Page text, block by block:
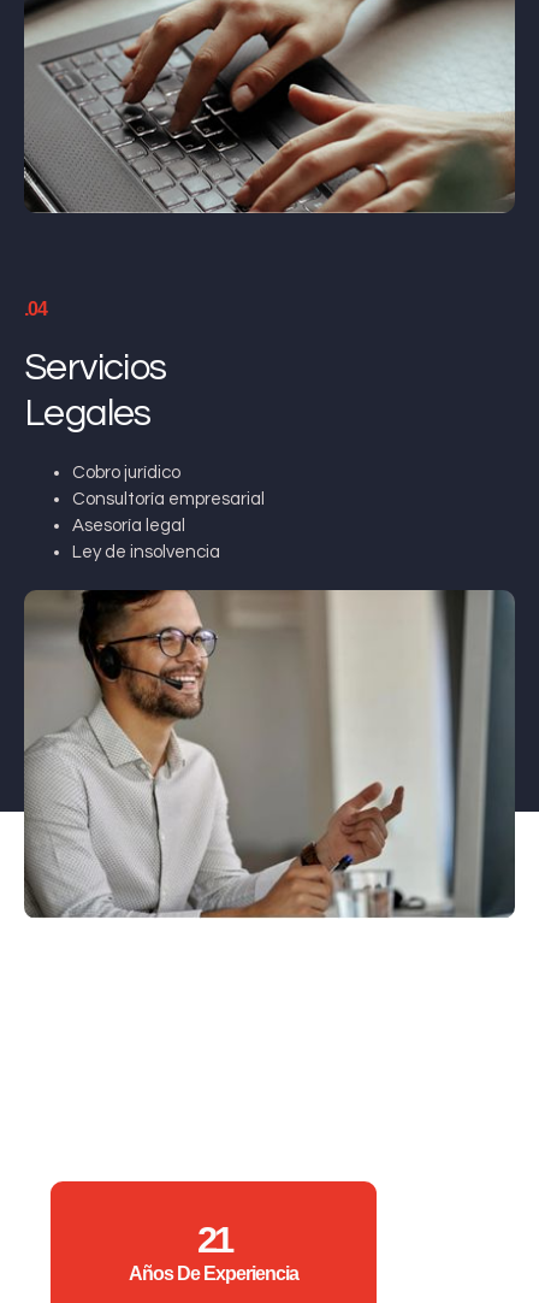
.04
Servicios
Legales
Cobro jurídico
Consultoría empresarial
Asesoría legal
Ley de insolvencia
21
Años De Experiencia